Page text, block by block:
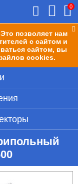
позволяет нам
с сайтом и
сайтом, вы
cookies.
0